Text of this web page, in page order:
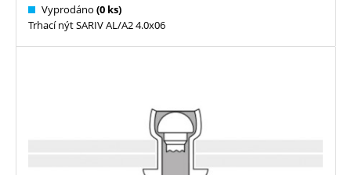
Vyprodáno (0 ks)
Trhací nýt SARIV AL/A2 4.0x06